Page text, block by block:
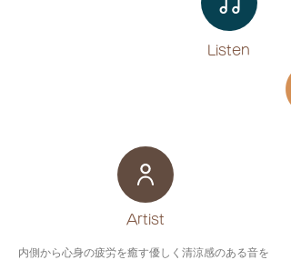
Listen​
​Artist
内側から心身の疲労を癒す優しく清涼感のある音を